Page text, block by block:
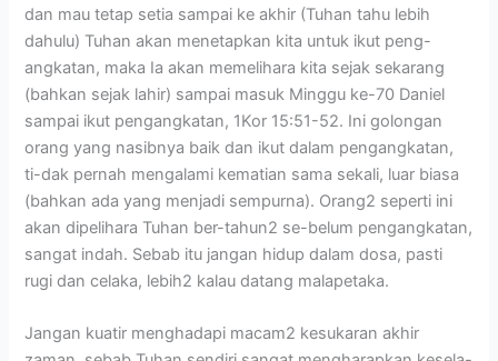
dan mau tetap setia sampai ke akhir (Tuhan tahu lebih
dahulu) Tuhan akan menetapkan kita untuk ikut peng-
angkatan, maka Ia akan memelihara kita sejak sekarang
(bahkan sejak lahir) sampai masuk Minggu ke-70 Daniel
sampai ikut pengangkatan, 1Kor 15:51-52. Ini golongan
orang yang nasibnya baik dan ikut dalam pengangkatan,
ti-dak pernah mengalami kematian sama sekali, luar biasa
(bahkan ada yang menjadi sempurna). Orang2 seperti ini
akan dipelihara Tuhan ber-tahun2 se-belum pengangkatan,
sangat indah. Sebab itu jangan hidup dalam dosa, pasti
rugi dan celaka, lebih2 kalau datang malapetaka.
Jangan kuatir menghadapi macam2 kesukaran akhir